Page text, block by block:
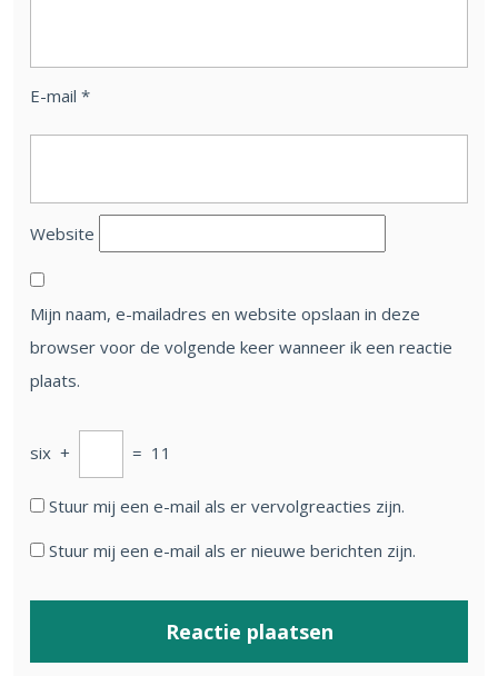
E-mail *
Website
Mijn naam, e-mailadres en website opslaan in deze
browser voor de volgende keer wanneer ik een reactie
plaats.
six + = 11
Stuur mij een e-mail als er vervolgreacties zijn.
Stuur mij een e-mail als er nieuwe berichten zijn.